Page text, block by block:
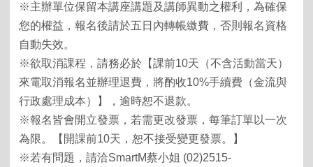
※主辦單位保留本講座講題及講師異動之權利，為確保
您的權益，報名後請於五日內轉帳繳費，否則報名資格
自動失效。
※欲取消課程，請務必於【課前10天（不含活動當天）
來電取消報名並辦理退費，將酌收10%手續費（金流與
行政處理成本）】，逾時恕不退款。
※報名皆會開立發票，若需更改發票，每筆訂單以一次
為限。【開課前10天，恕不接受變更發票。】
※若有問題，請洽SmartM蔡小姐 (02)2515-